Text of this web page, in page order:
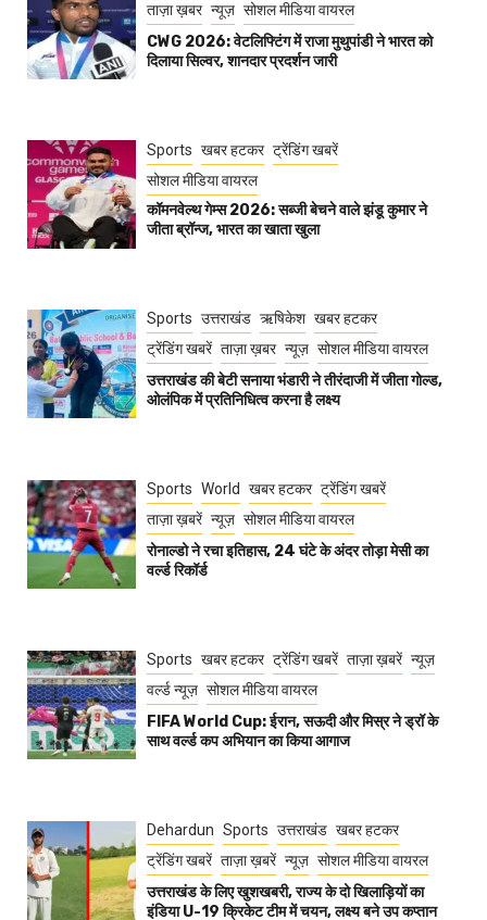
ताज़ा ख़बर न्यूज़ सोशल मीडिया वायरल
CWG 2026: वेटलिफ्टिंग में राजा मुथुपांडी ने भारत को
दिलाया सिल्वर, शानदार प्रदर्शन जारी
Sports खबर हटकर ट्रेंडिंग खबरें
सोशल मीडिया वायरल
कॉमनवेल्थ गेम्स 2026: सब्जी बेचने वाले झंडू कुमार ने
जीता ब्रॉन्ज, भारत का खाता खुला
Sports उत्तराखंड ऋषिकेश खबर हटकर
ट्रेंडिंग खबरें ताज़ा ख़बर न्यूज़ सोशल मीडिया वायरल
उत्तराखंड की बेटी सनाया भंडारी ने तीरंदाजी में जीता गोल्ड,
ओलंपिक में प्रतिनिधित्व करना है लक्ष्य
Sports World खबर हटकर ट्रेंडिंग खबरें
ताज़ा ख़बरें न्यूज़ सोशल मीडिया वायरल
रोनाल्डो ने रचा इतिहास, 24 घंटे के अंदर तोड़ा मेसी का
वर्ल्ड रिकॉर्ड
Sports खबर हटकर ट्रेंडिंग खबरें ताज़ा ख़बरें न्यूज़
वर्ल्ड न्यूज़ सोशल मीडिया वायरल
FIFA World Cup: ईरान, सऊदी और मिस्र ने ड्रॉ के
साथ वर्ल्ड कप अभियान का किया आगाज
Dehardun Sports उत्तराखंड खबर हटकर
ट्रेंडिंग खबरें ताज़ा ख़बरें न्यूज़ सोशल मीडिया वायरल
उत्तराखंड के लिए खुशखबरी, राज्य के दो खिलाड़ियों का
इंडिया U-19 क्रिकेट टीम में चयन, लक्ष्य बने उप कप्तान